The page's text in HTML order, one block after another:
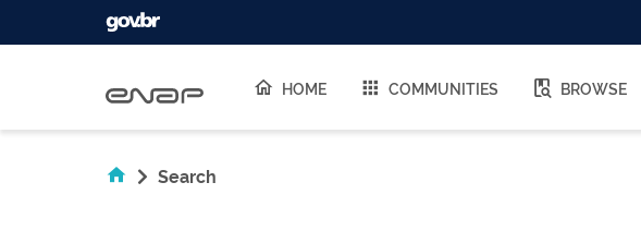
HOME COMMUNITIES BROWSE
Search